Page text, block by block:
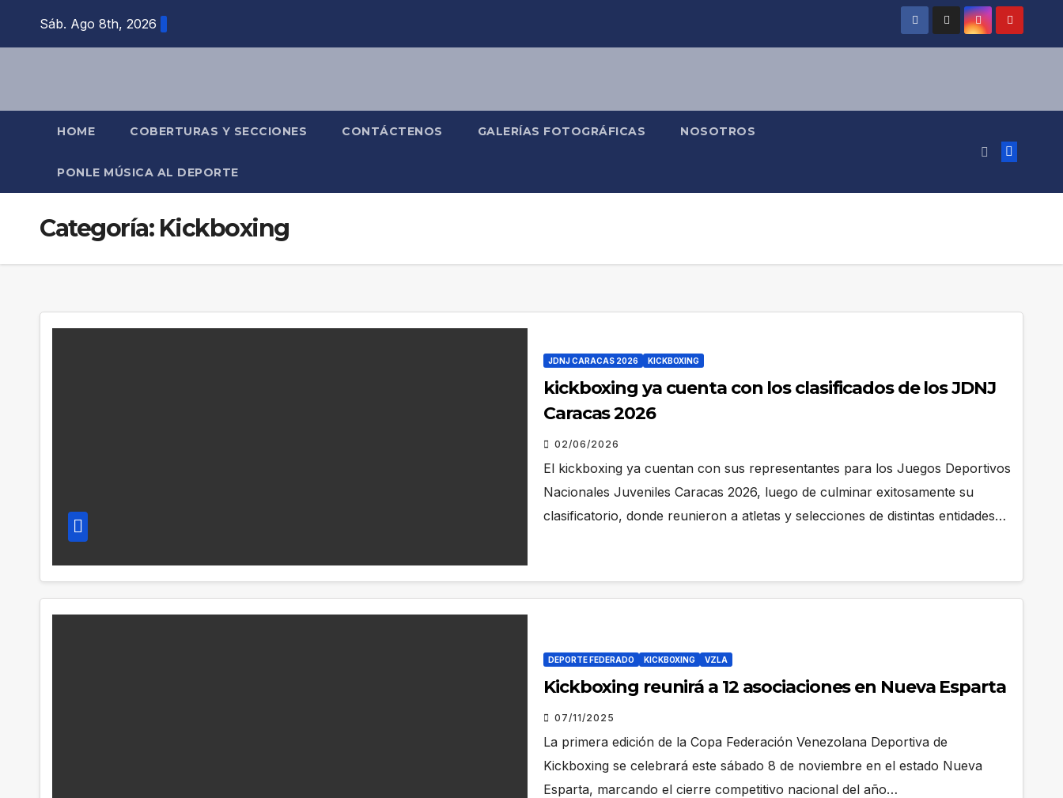
Sáb. Ago 8th, 2026
HOME COBERTURAS Y SECCIONES CONTÁCTENOS GALERÍAS FOTOGRÁFICAS NOSOTROS
PONLE MÚSICA AL DEPORTE
Categoría: Kickboxing
JDNJ CARACAS 2026 KICKBOXING
kickboxing ya cuenta con los clasificados de los JDNJ
Caracas 2026
02/06/2026
El kickboxing ya cuentan con sus representantes para los Juegos Deportivos
Nacionales Juveniles Caracas 2026, luego de culminar exitosamente su
clasificatorio, donde reunieron a atletas y selecciones de distintas entidades…
DEPORTE FEDERADO KICKBOXING VZLA
Kickboxing reunirá a 12 asociaciones en Nueva Esparta
07/11/2025
La primera edición de la Copa Federación Venezolana Deportiva de
Kickboxing se celebrará este sábado 8 de noviembre en el estado Nueva
Esparta, marcando el cierre competitivo nacional del año…